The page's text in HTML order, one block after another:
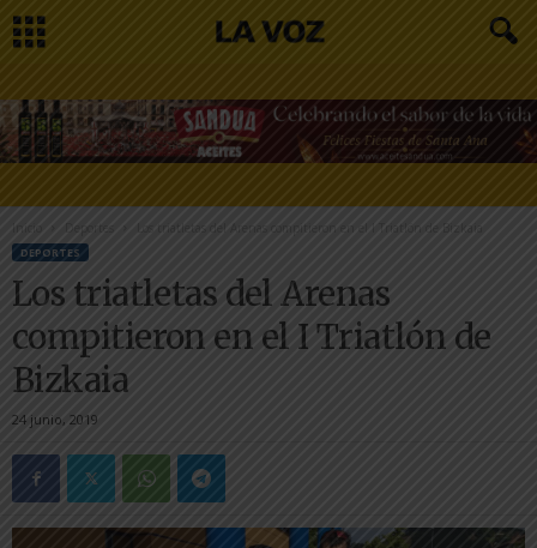
Inicio Los triatletas del Arenas compitieron en el I Triatlón de Bizkaia
DEPORTES
Los triatletas del Arenas
compitieron en el I Triatlón de
Bizkaia
24 junio, 2019